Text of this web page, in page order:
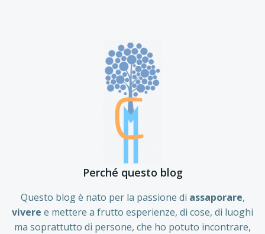
Perché questo blog
Questo blog è nato per la passione di assaporare,
vivere e mettere a frutto esperienze, di cose, di luoghi
ma soprattutto di persone, che ho potuto incontrare,